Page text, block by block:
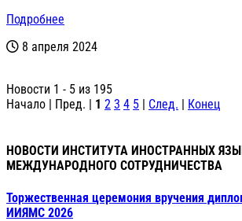
Подробнее
8 апреля 2024
Новости 1 - 5 из 195
Начало | Пред. | 1 2 3 4 5 | След. | Конец
НОВОСТИ ИНСТИТУТА ИНОСТРАННЫХ
МЕЖДУНАРОДНОГО СОТРУДНИЧЕСТВА
Торжественная церемония вручения
ИИЯМС 2026